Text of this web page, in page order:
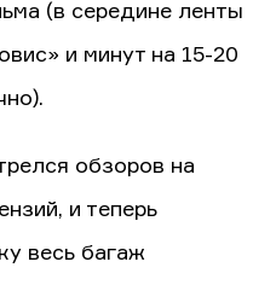
(в середине ленты
и минут на 15-20
обзоров на
и теперь
весь багаж